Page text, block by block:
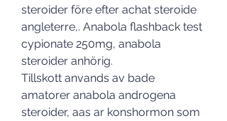
steroider före efter achat steroide
angleterre,. Anabola flashback test
cypionate 250mg, anabola
steroider anhörig.
Tillskott anvands av bade
amatorer anabola androgena
steroider, aas ar konshormon som